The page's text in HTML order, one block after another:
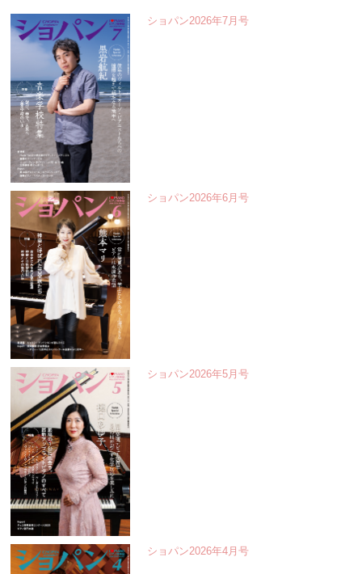
ショパン2026年7月号
ショパン2026年6月号
ショパン2026年5月号
ショパン2026年4月号